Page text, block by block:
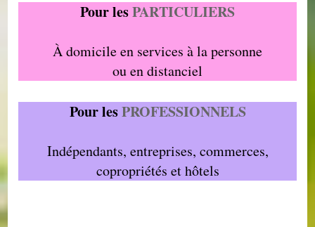
Pour lesPARTICULIERS
À domicile en services à la personne
ou en distanciel
Pour lesPROFESSIONNELS
Indépendants, entreprises, commerces,
copropriétés et hôtels